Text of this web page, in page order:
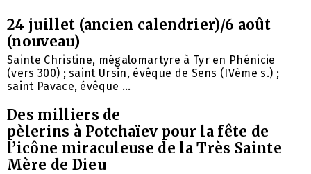
24 juillet (ancien calendrier)/6 août
(nouveau)
Sainte Christine, mégalomartyre à Tyr en Phénicie
(vers 300) ; saint Ursin, évêque de Sens (IVème s.) ;
saint Pavace, évêque ...
Des milliers de
pèlerins à Potchaïev pour la fête de
l’icône miraculeuse de la Très Sainte
Mère de Dieu